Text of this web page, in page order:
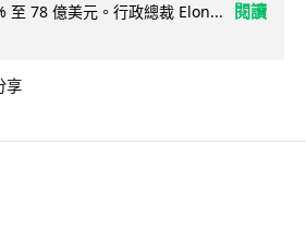
至 78 億美元。行政總裁 Elon...
閱讀
享